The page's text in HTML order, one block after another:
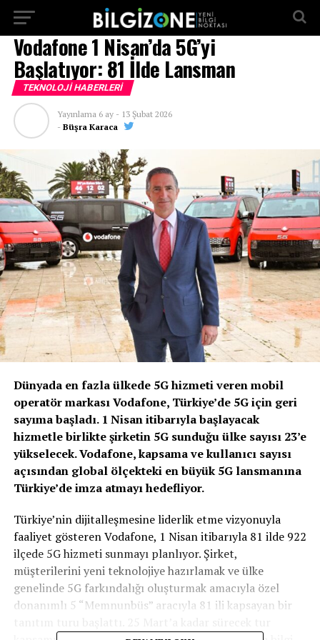
Vodafone 1 Nisan’da 5G’yi
Başlatıyor: 81 İlde Lansman
TEKNOLOJI HABERLERI
Yayınlama 6 ay - 13 Şubat 2026
- Büşra Karaca
Dünyada en fazla ülkede 5G hizmeti veren mobil
operatör markasıVodafone, Türkiye’de 5G için geri
sayıma başladı. 1 Nisan itibarıyla başlayacak
hizmetle birlikte şirketin 5G sunduğu ülke sayısı 23’e
yükselecek. Vodafone, kapsama ve kullanıcı sayısı
açısından global ölçekteki en büyük 5G lansmanına
Türkiye’de imza atmayı hedefliyor.
Türkiye’nin dijitalleşmesine liderlik etme vizyonuyla
faaliyet gösteren Vodafone, 1 Nisan itibarıyla 81 ilde 922
ilçede 5G hizmeti sunmayı planlıyor. Şirket,
müşterilerini yeni teknolojiye hazırlamak ve ülke
genelinde 5G farkındalığı oluşturmak amacıyla özel
donanımlı 5 “Memnunbüs” aracıyla 81 ili kapsayan bir